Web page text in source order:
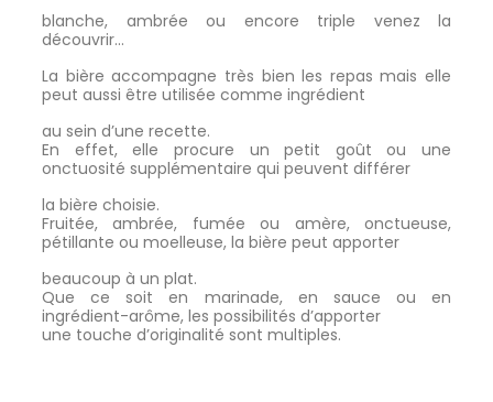
blanche, ambrée ou encore triple venez la
découvrir...
La bière accompagne très bien les repas mais elle
peut aussi être utilisée comme ingrédient
au sein d’une recette.
En effet, elle procure un petit goût ou une
onctuosité supplémentaire qui peuvent différer
la bière choisie.
Fruitée, ambrée, fumée ou amère, onctueuse,
pétillante ou moelleuse, la bière peut apporter
beaucoup à un plat.
Que ce soit en marinade, en sauce ou en
ingrédient-arôme, les possibilités d’apporter
une touche d’originalité sont multiples.